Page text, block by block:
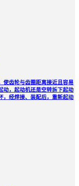
使齿轮与齿圈距离接近且容易
动，起动机还是空转拆下起动
，经焊接、装配后，重新起动